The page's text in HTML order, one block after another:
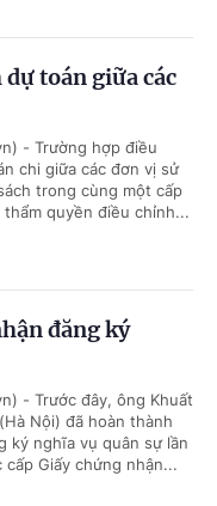
toán giữa các
- Trường hợp điều
chi giữa các đơn vị sử
trong cùng một cấp
quyền điều chỉnh...
đăng ký
- Trước đây, ông Khuất
Nội) đã hoàn thành
ký nghĩa vụ quân sự lần
cấp Giấy chứng nhận...